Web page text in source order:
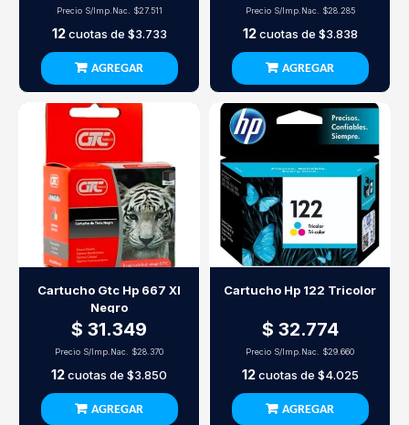
Precio S/Imp.Nac. $27.511
12cuotas de $3.733
AGREGAR
Precio S/Imp.Nac. $28.285
12cuotas de $3.838
AGREGAR
Cartucho Gtc Hp 667 Xl
Negro
$ 31.349
Precio S/Imp.Nac. $28.370
12cuotas de $3.850
AGREGAR
Cartucho Hp 122 Tricolor
$ 32.774
Precio S/Imp.Nac. $29.660
12cuotas de $4.025
AGREGAR